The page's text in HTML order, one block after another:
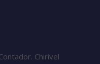
Chirivel